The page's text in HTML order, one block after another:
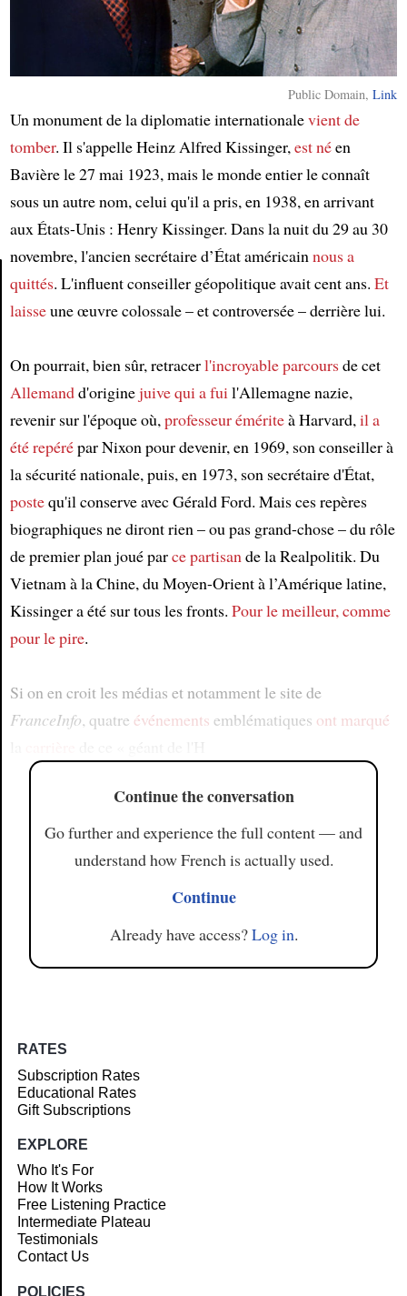
Article
Public Domain,Link
Un monument de la diplomatie internationalevient de
tomber. Il s'appelle Heinz Alfred Kissinger,est néen
Bavière le 27 mai 1923, mais le monde entier le connaît
sous un autre nom, celui qu'il a pris, en 1938, en arrivant
aux États-Unis : Henry Kissinger. Dans la nuit du 29 au 30
novembre, l'ancien secrétaire d’État américainnous a
quittés. L'influent conseiller géopolitique avait cent ans. Et
laisseune œuvre colossale – et controversée – derrière lui.
On pourrait, bien sûr, retracerl'incroyable parcoursde cet
Allemandd'originejuivequi a fuil'Allemagne nazie,
revenir sur l'époque où,professeur émériteà Harvard,il a
été repérépar Nixon pour devenir, en 1969, son conseiller à
la sécurité nationale, puis, en 1973, son secrétaire d'État,
postequ'il conserve avec Gérald Ford. Mais ces repères
biographiques ne diront rien – ou pas grand-chose – du rôle
de premier plan joué parce partisande la Realpolitik. Du
Vietnam à la Chine, du Moyen-Orient à l’Amérique latine,
Kissinger a été sur tous les fronts. Pour le meilleur, comme
pour le pire.
Si on en croit les médias et notamment le site de
FranceInfo, quatre événements emblématiques ont marqué
Continue the conversation
Go further and experience the full content — and
understand how French is actually used.
Continue
Already have access?Log in.
RATES
Subscription Rates
Educational Rates
Gift Subscriptions
EXPLORE
Who It's For
How It Works
Free Listening Practice
Intermediate Plateau
Testimonials
Contact Us
POLICIES